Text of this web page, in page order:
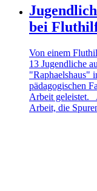
bei
Von einem
13 Jugendliche
"Raphaelshaus"
pädagogischen
Arbeit geleistet.
Arbeit, die